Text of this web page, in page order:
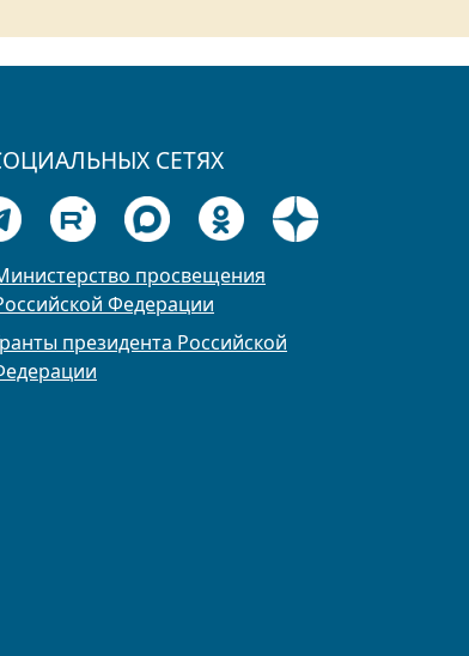
СЕТЯХ
просвещения
Федерации
президента Российской